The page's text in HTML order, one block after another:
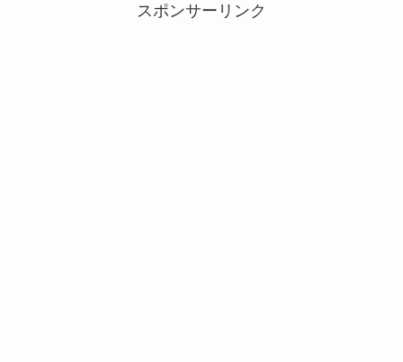
スポンサーリンク